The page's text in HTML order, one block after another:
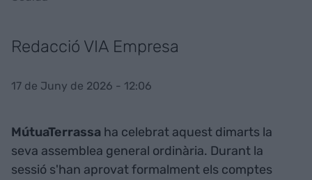
Redacció VIA Empresa
17 de Juny de 2026 - 12:06
MútuaTerrassa ha celebrat aquest dimarts la
seva assemblea general ordinària. Durant la
sessió s'han aprovat formalment els comptes